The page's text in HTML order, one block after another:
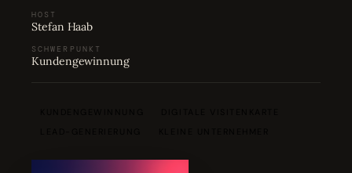
HOST
Stefan Haab
SCHWERPUNKT
Kundengewinnung